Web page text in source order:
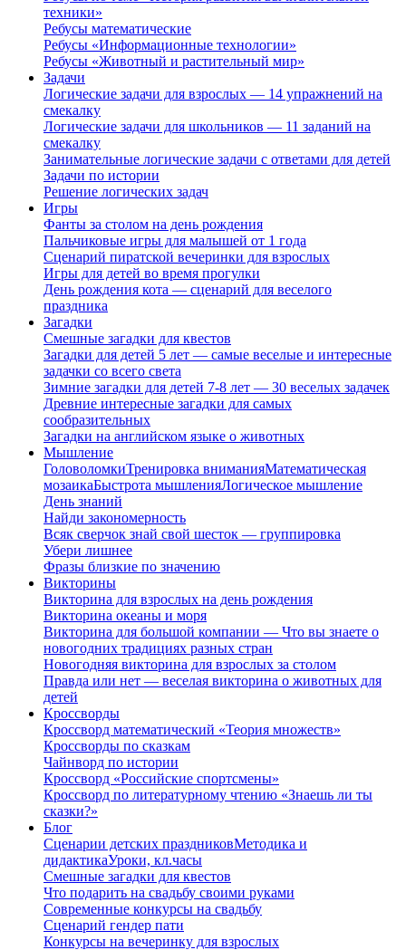
техники»
Ребусы математические
Ребусы «Информационные технологии»
Ребусы «Животный и растительный мир»
Задачи
Логические задачи для взрослых — 14 упражнений на
смекалку
Логические задачи для школьников — 11 заданий на
смекалку
Занимательные логические задачи с ответами для детей
Задачи по истории
Решение логических задач
Игры
Фанты за столом на день рождения
Пальчиковые игры для малышей от 1 года
Сценарий пиратской вечеринки для взрослых
Игры для детей во время прогулки
День рождения кота — сценарий для веселого
праздника
Загадки
Смешные загадки для квестов
Загадки для детей 5 лет — самые веселые и интересные
задачки со всего света
Зимние загадки для детей 7-8 лет — 30 веселых задачек
Древние интересные загадки для самых
сообразительных
Загадки на английском языке о животных
Мышление
ГоловоломкиТренировка вниманияМатематическая
мозаикаБыстрота мышленияЛогическое мышление
День знаний
Найди закономерность
Всяк сверчок знай свой шесток — группировка
Убери лишнее
Фразы близкие по значению
Викторины
Викторина для взрослых на день рождения
Викторина океаны и моря
Викторина для большой компании — Что вы знаете о
новогодних традициях разных стран
Новогодняя викторина для взрослых за столом
Правда или нет — веселая викторина о животных для
детей
Кроссворды
Кроссворд математический «Теория множеств»
Кроссворды по сказкам
Чайнворд по истории
Кроссворд «Российские спортсмены»
Кроссворд по литературному чтению «Знаешь ли ты
сказки?»
Блог
Сценарии детских праздниковМетодика и
дидактикаУроки, кл.часы
Смешные загадки для квестов
Что подарить на свадьбу своими руками
Современные конкурсы на свадьбу
Сценарий гендер пати
Конкурсы на вечеринку для взрослых